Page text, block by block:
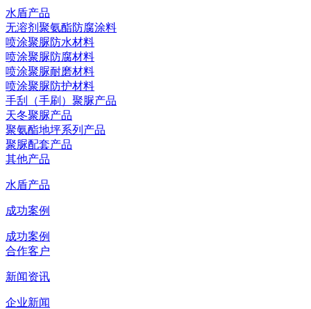
水盾产品
无溶剂聚氨酯防腐涂料
喷涂聚脲防水材料
喷涂聚脲防腐材料
喷涂聚脲耐磨材料
喷涂聚脲防护材料
手刮（手刷）聚脲产品
天冬聚脲产品
聚氨酯地坪系列产品
聚脲配套产品
其他产品
水盾产品
成功案例
成功案例
合作客户
新闻资讯
企业新闻